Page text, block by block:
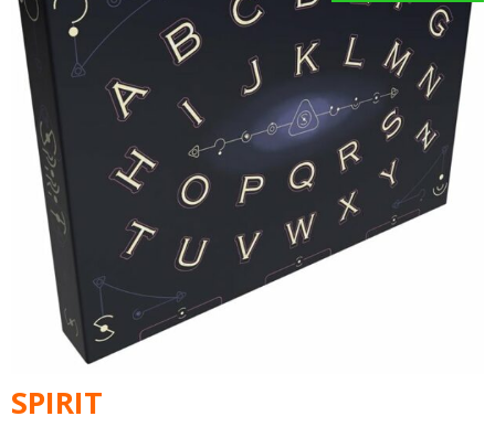
SPIRIT